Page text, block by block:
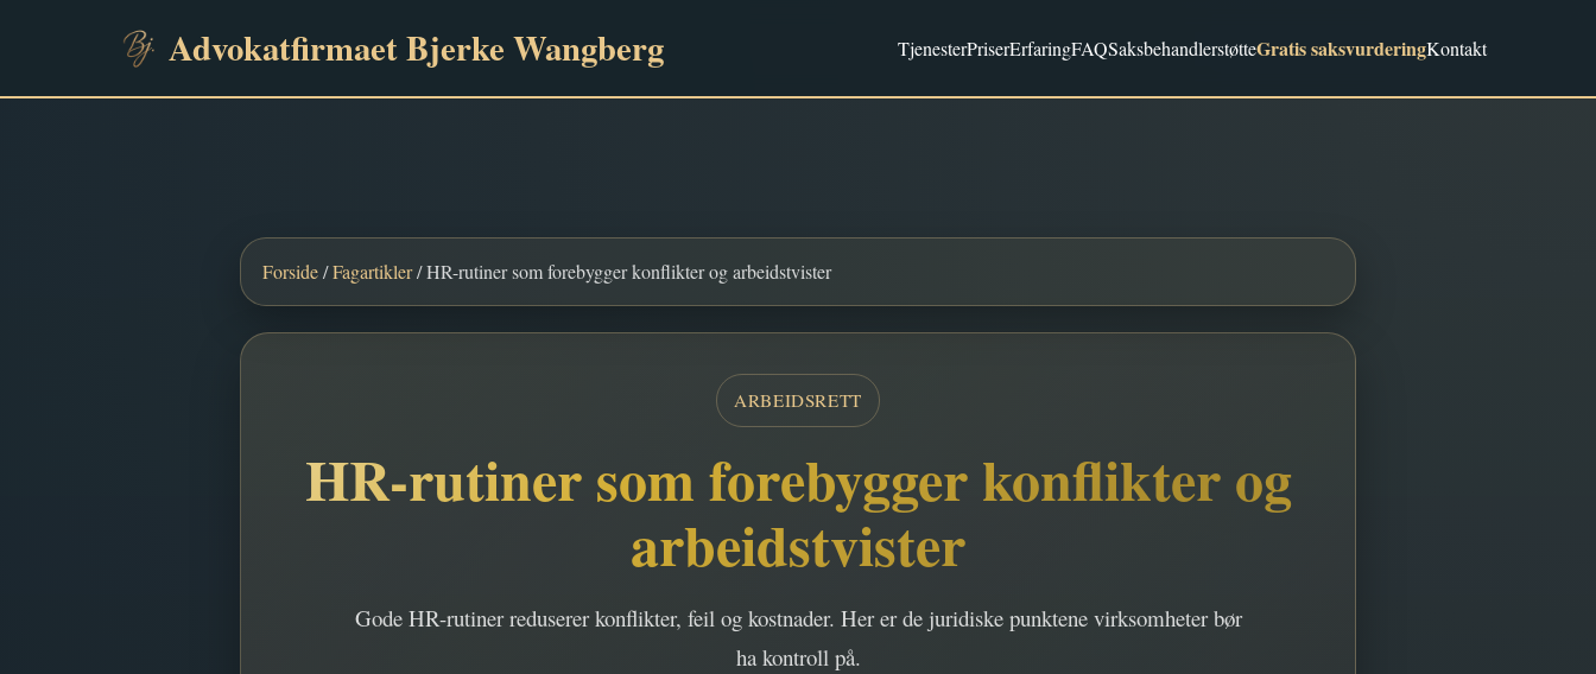
Advokatfirmaet Bjerke Wangberg TjenesterPriserErfaringFAQSaksbehandlerstøtteGratis saksvurderingKontakt
Forside/Fagartikler/ HR-rutiner som forebygger konflikter og arbeidstvister
ARBEIDSRETT
HR-rutiner som forebygger konflikter og
arbeidstvister
Gode HR-rutiner reduserer konflikter, feil og kostnader. Her er de juridiske punktene virksomheter bør
ha kontroll på.